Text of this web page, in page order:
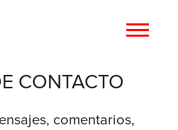
CONTACTO
comentarios,